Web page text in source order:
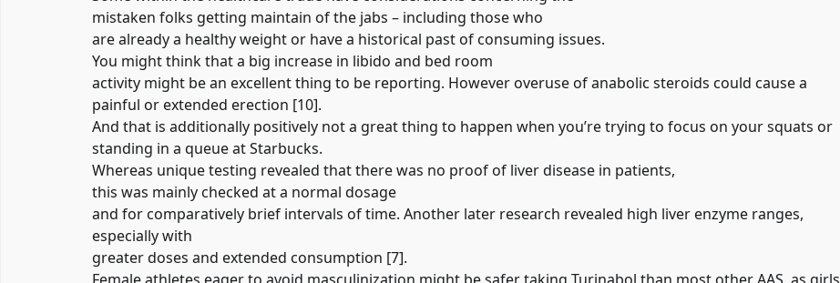
mistaken folks getting maintain of the jabs – including those who
are already a healthy weight or have a historical past of consuming issues.
You might think that a big increase in libido and bed room
activity might be an excellent thing to be reporting. However overuse of anabolic steroids could cause a
painful or extended erection [10].
And that is additionally positively not a great thing to happen when you’re trying to focus on your squats or
standing in a queue at Starbucks.
Whereas unique testing revealed that there was no proof of liver disease in patients,
this was mainly checked at a normal dosage
and for comparatively brief intervals of time. Another later research revealed high liver enzyme ranges,
especially with
greater doses and extended consumption [7].